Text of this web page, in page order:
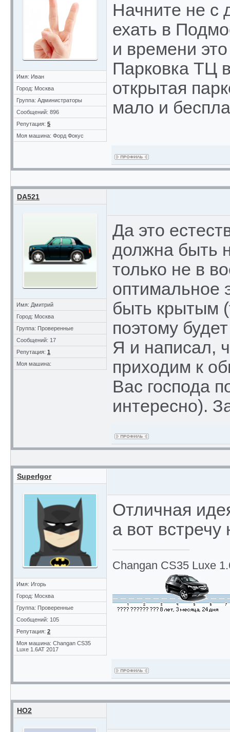
Имя: Иван
Город: Москва
Группа: Администраторы
Сообщений: 896
Репутация: 5
Моя машина: Форд Фокус
Начните не с
ехать в
и времени
Парковка ТЦ
открытая
мало и
DA521
Имя: Дмитрий
Город: Москва
Группа: Проверенные
Сообщений: 17
Репутация: 1
Моя машина:
Да это
должна быть
только не в
оптимальное
быть крытым
поэтому
Я и написал,
приходим к
Вас господа
интересно).
SuperIgor
Имя: Игорь
Город: Москва
Группа: Проверенные
Сообщений: 105
Репутация: 2
Моя машина: Changan CS35
Luxe 1.6AT 2017
Отличная
а вот
Changan CS35 Luxe
НО2